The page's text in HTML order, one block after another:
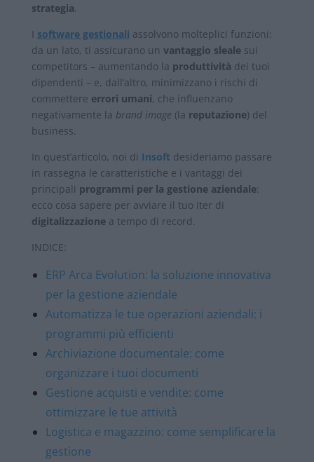
strategia.
I software gestionali assolvono molteplici funzioni:
da un lato, ti assicurano un vantaggio slealesui
competitors – aumentando la produttività dei tuoi
dipendenti – e, dall’altro, minimizzano i rischi di
commettere errori umani, che influenzano
negativamente la brand image (la reputazione) del
business.
In quest’articolo, noi di Insoftdesideriamo passare
in rassegna le caratteristiche e i vantaggi dei
principali programmi per la gestione aziendale:
ecco cosa sapere per avviare il tuo iter di
digitalizzazionea tempo di record.
INDICE:
ERP Arca Evolution: la soluzione innovativa
per la gestione aziendale
Automatizza le tue operazioni aziendali: i
programmi più efficienti
Archiviazione documentale: come
organizzare i tuoi documenti
Gestione acquisti e vendite: come
ottimizzare le tue attività
Logistica e magazzino: come semplificare la
gestione